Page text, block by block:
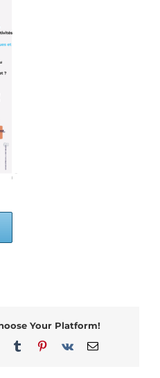
Your Platform!
TumblrPinterest
Vk Email